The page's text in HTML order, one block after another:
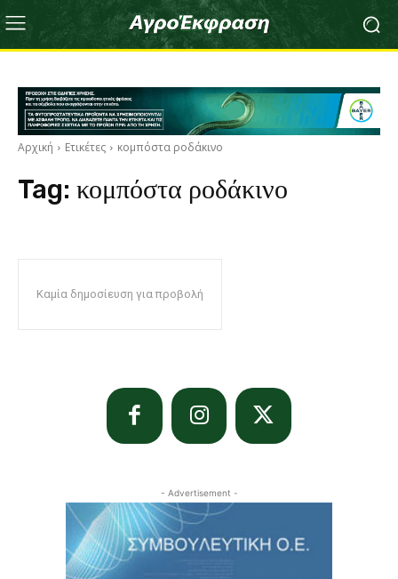
Αρχική Ετικέτες κομπόστα ροδάκινο
Tag: κομπόστα ροδάκινο
Καμία δημοσίευση για προβολή
- Advertisement -